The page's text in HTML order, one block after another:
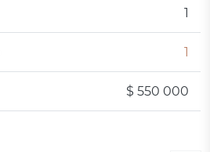
1
1
$ 550 000